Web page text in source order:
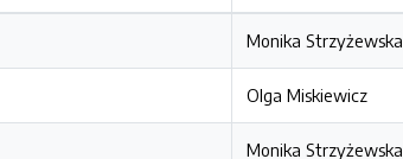
Monika Strzyżewska
Olga Miskiewicz
Monika Strzyżewska